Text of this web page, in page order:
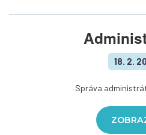
18. 2.
Správa